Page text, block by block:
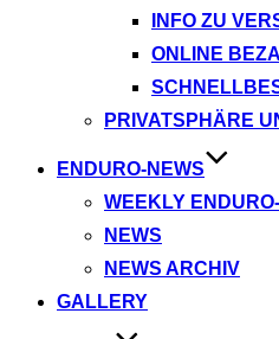
INFO ZU
ONLINE
PRIVATSPHÄRE
ENDURO-NEWS
WEEKLY
NEWS
NEWS ARCHIV
GALLERY